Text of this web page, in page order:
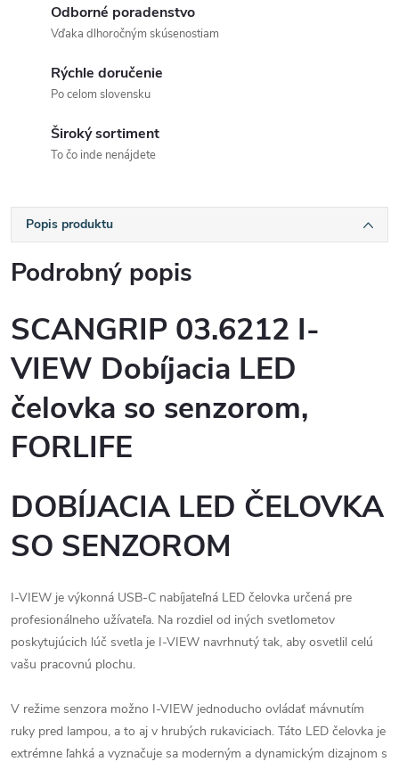
Odborné poradenstvo
Vďaka dlhoročným skúsenostiam
Rýchle doručenie
Po celom slovensku
Široký sortiment
To čo inde nenájdete
Popis produktu
Podrobný popis
SCANGRIP 03.6212 I-
VIEW Dobíjacia LED
čelovka so senzorom,
FORLIFE
DOBÍJACIA LED ČELOVKA
SO SENZOROM
I-VIEW je výkonná USB-C nabíjateľná LED čelovka určená pre
profesionálneho užívateľa. Na rozdiel od iných svetlometov
poskytujúcich lúč svetla je I-VIEW navrhnutý tak, aby osvetlil celú
vašu pracovnú plochu.
V režime senzora možno I-VIEW jednoducho ovládať mávnutím
ruky pred lampou, a to aj v hrubých rukaviciach. Táto LED čelovka je
extrémne ľahká a vyznačuje sa moderným a dynamickým dizajnom s